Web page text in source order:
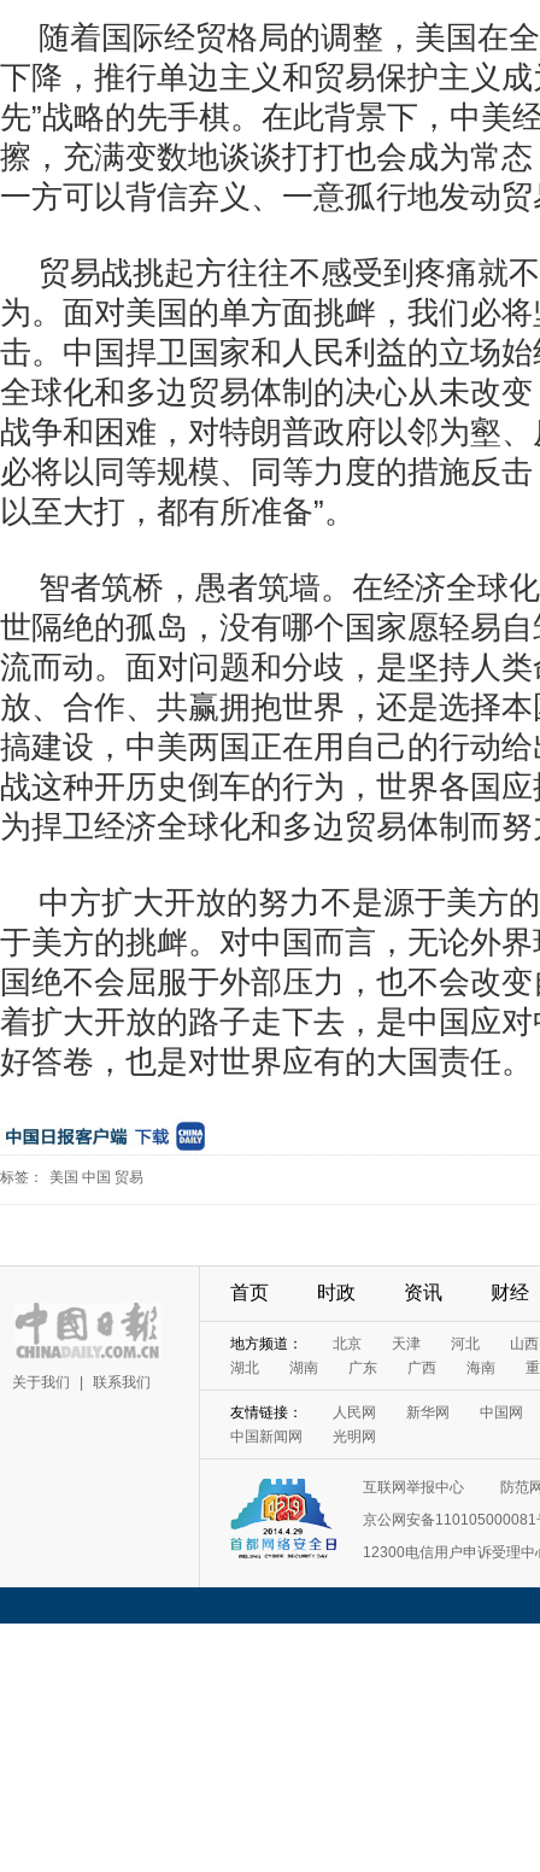
随着国际经贸格局的调整，美国在
下降，推行单边主义和贸易保护主义
先”战略的先手棋。在此背景下，中美
擦，充满变数地谈谈打打也会成为常
一方可以背信弃义、一意孤行地发动
贸易战挑起方往往不感受到疼痛就
为。面对美国的单方面挑衅，我们必
击。中国捍卫国家和人民利益的立场
全球化和多边贸易体制的决心从未改
战争和困难，对特朗普政府以邻为壑
必将以同等规模、同等力度的措施反
以至大打，都有所准备”。
智者筑桥，愚者筑墙。在经济全球
世隔绝的孤岛，没有哪个国家愿轻易
流而动。面对问题和分歧，是坚持人
放、合作、共赢拥抱世界，还是选择
搞建设，中美两国正在用自己的行动
战这种开历史倒车的行为，世界各国
为捍卫经济全球化和多边贸易体制而
中方扩大开放的努力不是源于美方
于美方的挑衅。对中国而言，无论外
国绝不会屈服于外部压力，也不会改
着扩大开放的路子走下去，是中国应
好答卷，也是对世界应有的大国责任。
标签： 美国 中国 贸易
关于我们 联系我们
首页 时政 资讯 财经
地方频道： 北京 天津 河北
山西
湖北
湖南 广东 广西 海南
友情链接： 人民网 新华网
中国网
中国新闻网
光明网
互联网举报中心
防范
京公网安备110105000081
12300电信用户申诉受理中